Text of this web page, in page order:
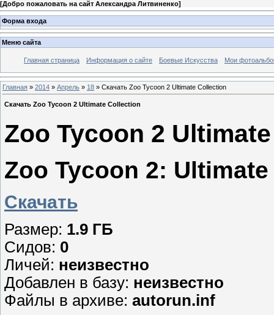
[Добро пожаловать на сайт Александра Литвиненко]
Форма входа
Меню сайта
Главная страница Информация о сайте Боевые Искусства Мои
Главная » 2014 » Апрель » 18 » Скачать Zoo Tycoon 2 Ultimate Collection
Скачать Zoo Tycoon 2 Ultimate Collection
Zoo Tycoon 2
Zoo Tycoon 2:
Скачать
Размер: 1.9 ГБ
Сидов: 0
Личей: неизвестно
Добавлен в базу: неизвестно
Файлы в архиве: autorun.inf